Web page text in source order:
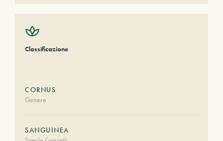
Classificazione
CORNUS
Genere
SANGUINEA